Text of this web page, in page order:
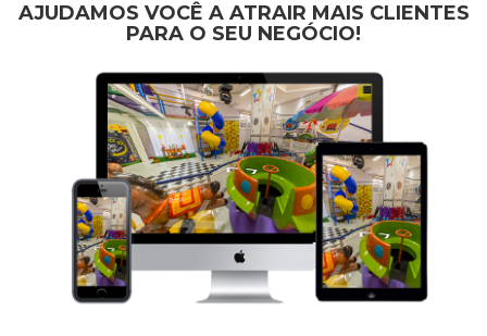
AJUDAMOS VOCÊ A ATRAIR MAIS CLIENTES
PARA O SEU NEGÓCIO!